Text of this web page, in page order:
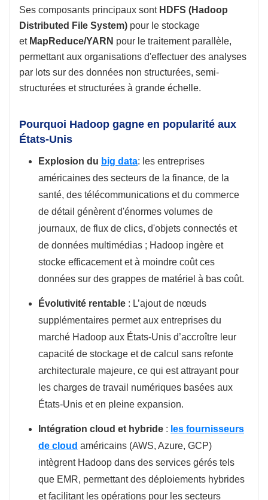
Ses composants principaux sont HDFS (Hadoop
Distributed File System) pour le stockage
et MapReduce/YARN pour le traitement parallèle,
permettant aux organisations d'effectuer des analyses
par lots sur des données non structurées, semi-
structurées et structurées à grande échelle.
Pourquoi Hadoop gagne en popularité aux
États-Unis
Explosion du big data: les entreprises
américaines des secteurs de la finance, de la
santé, des télécommunications et du commerce
de détail génèrent d'énormes volumes de
journaux, de flux de clics, d'objets connectés et
de données multimédias ; Hadoop ingère et
stocke efficacement et à moindre coût ces
données sur des grappes de matériel à bas coût.
Évolutivité rentable : L’ajout de nœuds
supplémentaires permet aux entreprises du
marché Hadoop aux États-Unis d’accroître leur
capacité de stockage et de calcul sans refonte
architecturale majeure, ce qui est attrayant pour
les charges de travail numériques basées aux
États-Unis et en pleine expansion.
Intégration cloud et hybride : les fournisseurs
de cloud américains (AWS, Azure, GCP)
intègrent Hadoop dans des services gérés tels
que EMR, permettant des déploiements hybrides
et facilitant les opérations pour les secteurs